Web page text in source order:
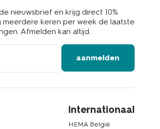
nieuwsbrief en krijg direct 10%
meerdere keren per week de laatste
Afmelden kan altijd.
aanmelden
internationaal
HEMA België